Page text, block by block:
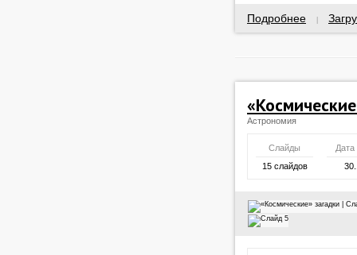
Подробнее
Астрономия
Слайды
Дата
15 слайдов